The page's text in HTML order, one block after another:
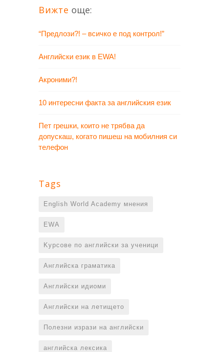
Вижте още:
“Предлози?! – всичко е под контрол!”
Английски език в EWA!
Акроними?!
10 интересни факта за английския език
Пет грешки, които не трябва да
допускаш, когато пишеш на мобилния си
телефон
Tags
English World Academy мнения
EWA
Kурсове по английски за ученици
Английска граматика
Английски идиоми
Английски на летището
Полезни изрази на английски
английска лексика